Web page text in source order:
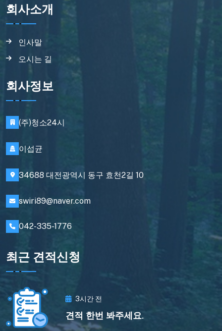
회사소개
인사말
오시는 길
회사정보
(주)청소24시
이섭균
34688 대전광역시 동구 효천2길 10
swiri89@naver.com
042-335-1776
최근 견적신청
3시간 전
견적 한번 봐주세요.